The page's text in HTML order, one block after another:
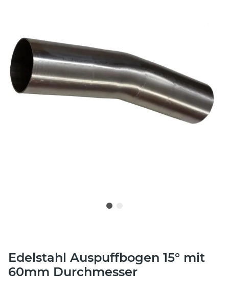
Edelstahl Auspuffbogen 15° mit
60mm Durchmesser